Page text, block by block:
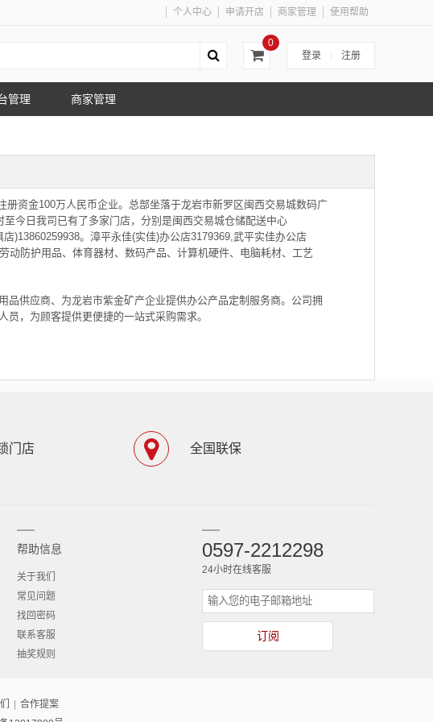
个人中心 申请开店 商家管理 使用帮助
登录 注册
0
管理 商家管理
册资金100万人民币企业。总部坐落于龙岩市新罗区闽西交易城数码广
今日我司已有了多家门店，分别是闽西交易城仓储配送中心
)13860259938。漳平永佳(实佳)办公店3179369,武平实佳办公店
动防护用品、体育器材、数码产品、计算机硬件、电脑耗材、工艺
供应商、为龙岩市紫金矿产企业提供办公产品定制服务商。公司拥
，为顾客提供更便捷的一站式采购需求。
门店 全国联保
帮助信息
关于我们
常见问题
找回密码
联系客服
抽奖规则
0597-2212298
24小时在线客服
订阅
合作提案